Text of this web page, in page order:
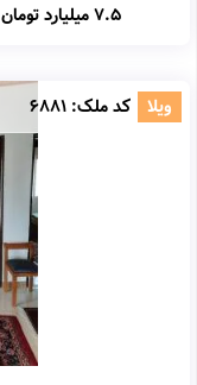
7.5 میلیارد تومان
ویلا کد ملک: 6881